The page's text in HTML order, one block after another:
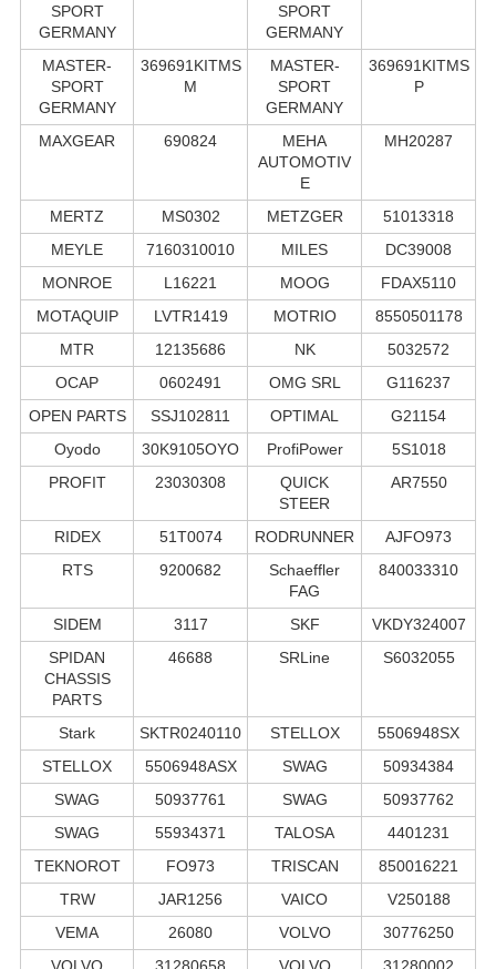
SPORT
GERMANY
SPORT
GERMANY
MASTER-
SPORT
GERMANY
369691KITMS
M
MASTER-
SPORT
GERMANY
369691KITMS
P
MAXGEAR 690824
MEHA
AUTOMOTIV
E
MH20287
MERTZ MS0302 METZGER
51013318
MEYLE
7160310010 MILES
DC39008
MONROE
L16221 MOOG
FDAX5110
MOTAQUIP
LVTR1419 MOTRIO
8550501178
MTR
12135686 NK
5032572
OCAP
0602491 OMG SRL
G116237
OPEN PARTS
SSJ102811 OPTIMAL
G21154
Oyodo
30K9105OYO ProfiPower
5S1018
PROFIT
23030308
QUICK
STEER
AR7550
RIDEX 51T0074 RODRUNNER
AJFO973
RTS
9200682
Schaeffler
FAG
840033310
SIDEM 3117 SKF
VKDY324007
SPIDAN
CHASSIS
PARTS
46688 SRLine S6032055
Stark SKTR0240110 STELLOX
5506948SX
STELLOX
5506948ASX SWAG
50934384
SWAG
50937761 SWAG
50937762
SWAG
55934371 TALOSA
4401231
TEKNOROT
FO973 TRISCAN
850016221
TRW
JAR1256 VAICO
V250188
VEMA
26080 VOLVO
30776250
VOLVO
31280658 VOLVO 31280002